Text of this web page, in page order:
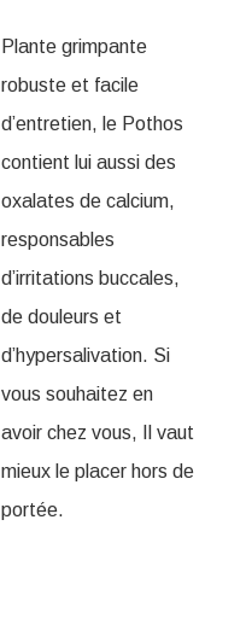
Plante grimpante
robuste et facile
d’entretien, le Pothos
contient lui aussi des
oxalates de calcium,
responsables
d’irritations buccales,
de douleurs et
d’hypersalivation. Si
vous souhaitez en
avoir chez vous, Il vaut
mieux le placer hors de
portée.